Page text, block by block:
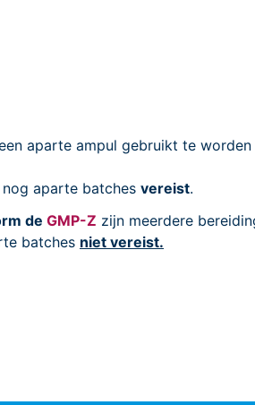
aparte ampul gebruikt te
aparte batches vereist.
de GMP-Z zijn meerdere
batches niet vereist.